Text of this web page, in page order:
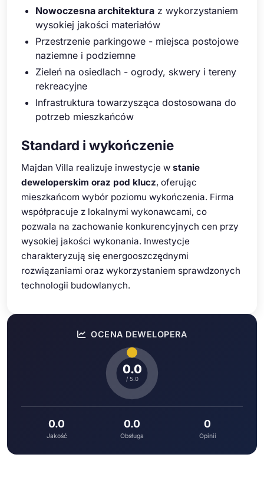
Nowoczesna architektura z wykorzystaniem
wysokiej jakości materiałów
Przestrzenie parkingowe - miejsca postojowe
naziemne i podziemne
Zieleń na osiedlach - ogrody, skwery i tereny
rekreacyjne
Infrastruktura towarzysząca dostosowana do
potrzeb mieszkańców
Standard i wykończenie
Majdan Villa realizuje inwestycje w stanie
deweloperskim oraz pod klucz, oferując
mieszkańcom wybór poziomu wykończenia. Firma
współpracuje z lokalnymi wykonawcami, co
pozwala na zachowanie konkurencyjnych cen przy
wysokiej jakości wykonania. Inwestycje
charakteryzują się energooszczędnymi
rozwiązaniami oraz wykorzystaniem sprawdzonych
technologii budowlanych.
OCENA DEWELOPERA
0.0
/ 5.0
0.0
Jakość
0.0
Obsługa
0
Opinii